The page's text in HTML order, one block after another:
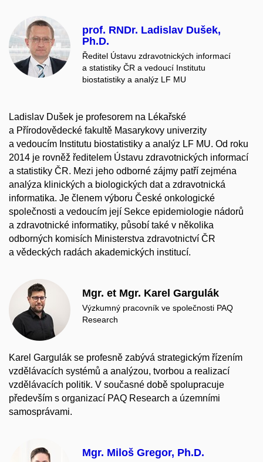
prof. RNDr. Ladislav Dušek,
Ph.D.
Ředitel Ústavu zdravotnických informací
a statistiky ČR a vedoucí Institutu
biostatistiky a analýz LF MU
Ladislav Dušek je profesorem na Lékařské
a Přírodovědecké fakultě Masarykovy univerzity
a vedoucím Institutu biostatistiky a analýz LF MU. Od roku
2014 je rovněž ředitelem Ústavu zdravotnických informací
a statistiky ČR. Mezi jeho odborné zájmy patří zejména
analýza klinických a biologických dat a zdravotnická
informatika. Je členem výboru České onkologické
společnosti a vedoucím její Sekce epidemiologie nádorů
a zdravotnické informatiky, působí také v několika
odborných komisích Ministerstva zdravotnictví ČR
a vědeckých radách akademických institucí.
Mgr. et Mgr. Karel Gargulák
Výzkumný pracovník ve společnosti PAQ
Research
Karel Gargulák se profesně zabývá strategickým řízením
vzdělávacích systémů a analýzou, tvorbou a realizací
vzdělávacích politik. V současné době spolupracuje
především s organizací PAQ Research a územními
samosprávami.
Mgr. Miloš Gregor, Ph.D.